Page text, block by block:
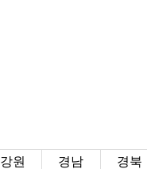
강원 경남 경북